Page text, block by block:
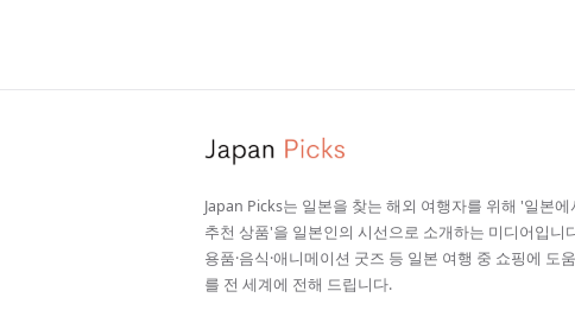
Japan Picks는 일본을 찾는 해외 여행자를 위해 '일본
추천 상품'을 일본인의 시선으로 소개하는 미디어입니
용품·음식·애니메이션 굿즈 등 일본 여행 중 쇼핑에 도
를 전 세계에 전해 드립니다.